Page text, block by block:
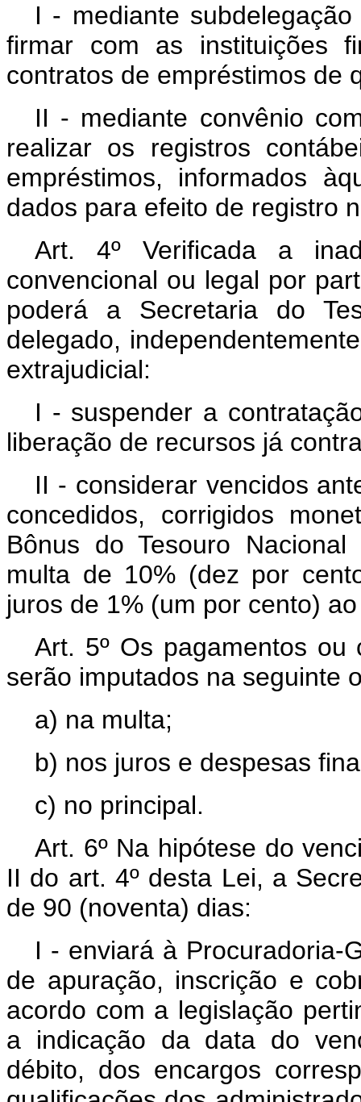
I - mediante
firmar com as instituições
contratos de empréstimos de
II - mediante convênio
realizar os registros
empréstimos, informados
dados para efeito de registro
Art. 4º Verificada a
convencional ou legal por
poderá a Secretaria do
delegado,
extrajudicial:
I - suspender a
liberação de recursos já
II - considerar vencidos
concedidos, corrigidos
Bônus do Tesouro
multa de 10% (dez por
juros de 1% (um por cento)
Art. 5º Os pagamentos
serão imputados na seguinte
a) na multa;
b) nos juros e despesas
c) no principal.
Art. 6º Na hipótese do
II do art. 4º desta Lei, a
de 90 (noventa) dias:
I - enviará à Procuradoria-
de apuração, inscrição e
acordo com a legislação
a indicação da data do
débito, dos encargos